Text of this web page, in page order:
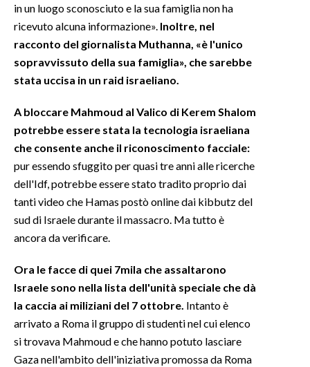
PUBBLICITÀ
in un luogo sconosciuto e la sua famiglia non ha
ricevuto alcuna informazione». Inoltre, nel
racconto del giornalista Muthanna, «è l'unico
sopravvissuto della sua famiglia», che sarebbe
stata uccisa in un raid israeliano.
A bloccare Mahmoud al Valico di Kerem Shalom
potrebbe essere stata la tecnologia israeliana
che consente anche il riconoscimento facciale:
pur essendo sfuggito per quasi tre anni alle ricerche
dell'Idf, potrebbe essere stato tradito proprio dai
tanti video che Hamas postò online dai kibbutz del
sud di Israele durante il massacro. Ma tutto è
ancora da verificare.
Ora le facce di quei 7mila che assaltarono
Israele sono nella lista dell'unità speciale che dà
la caccia ai miliziani del 7 ottobre. Intanto è
arrivato a Roma il gruppo di studenti nel cui elenco
si trovava Mahmoud e che hanno potuto lasciare
Gaza nell'ambito dell'iniziativa promossa da Roma